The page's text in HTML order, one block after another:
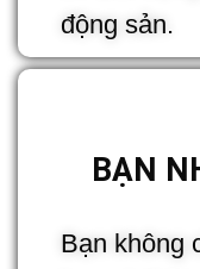
động sản.
BẠN
Bạn không